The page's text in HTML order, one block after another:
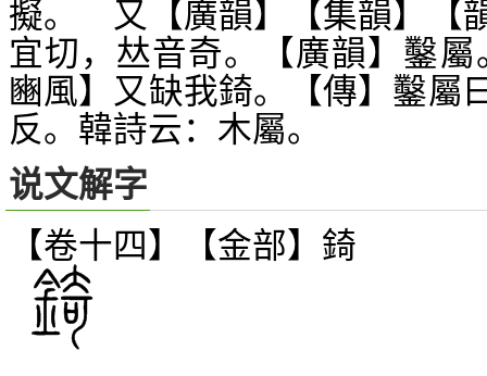
擬。 又【廣韻】【集韻】【
宜切， 𠀤音奇。【廣韻】鑿
豳風】又缺我錡。【傳】鑿屬
反。韓詩云：木屬。
说文解字
【卷十四】【金部】 錡